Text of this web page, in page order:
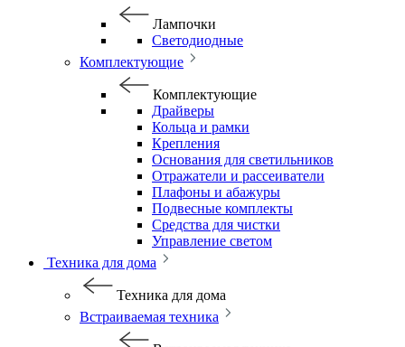
Лампочки
Светодиодные
Комплектующие
Комплектующие
Драйверы
Кольца и рамки
Крепления
Основания для светильников
Отражатели и рассеиватели
Плафоны и абажуры
Подвесные комплекты
Средства для чистки
Управление светом
Техника для дома
Техника для дома
Встраиваемая техника